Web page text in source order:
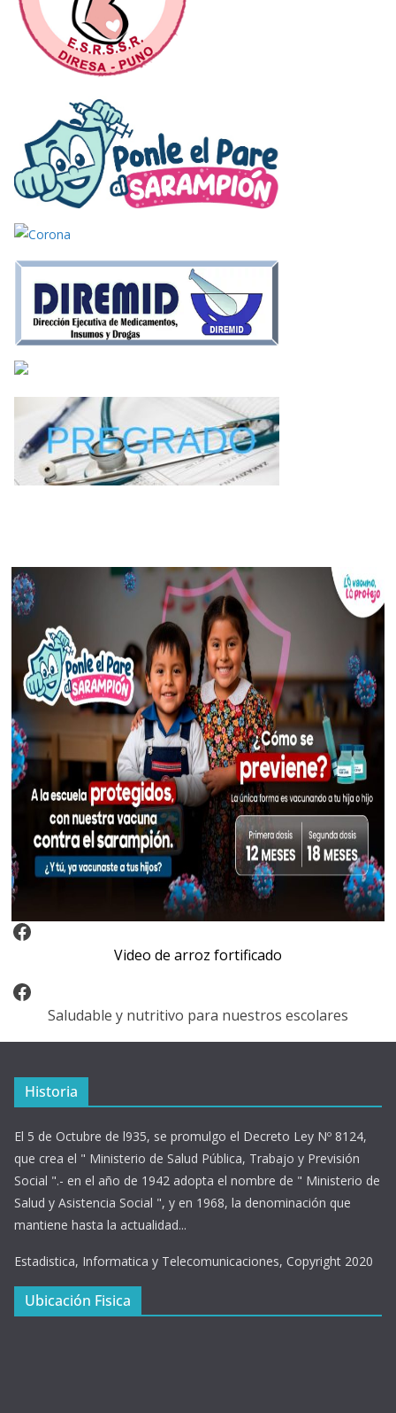
Video Arroz Fortificado
Video de arroz fortificado
Facebook
Saludable y nutritivo para nuestros escolares
Historia
El 5 de Octubre de l935, se promulgo el Decreto Ley Nº 8124,
que crea el " Ministerio de Salud Pública, Trabajo y Previsión
Social ".- en el año de 1942 adopta el nombre de " Ministerio de
Salud y Asistencia Social ", y en 1968, la denominación que
mantiene hasta la actualidad...
Estadistica, Informatica y Telecomunicaciones, Copyright 2020
Ubicación Fisica